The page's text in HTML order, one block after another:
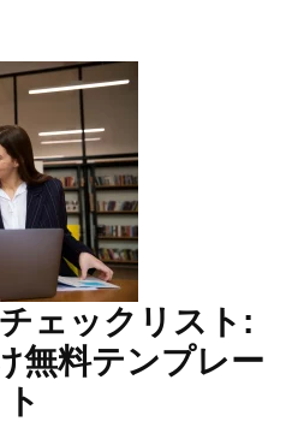
ェックリスト:
無料テンプレー
ト